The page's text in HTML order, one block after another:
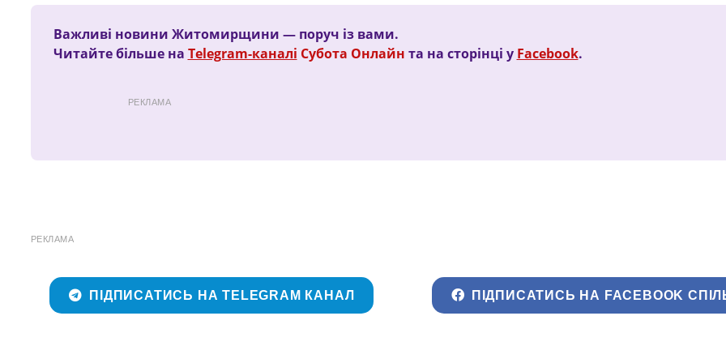
Важливі новини Житомирщини — поруч із вами.
Читайте більше на Telegram-каналі Субота Онлайн та на сторінці у Facebook.
РЕКЛАМА
РЕКЛАМА
ПІДПИСАТИСЬ НА TELEGRAM КАНАЛ ПІДПИСАТИСЬ НА FACEBOOK